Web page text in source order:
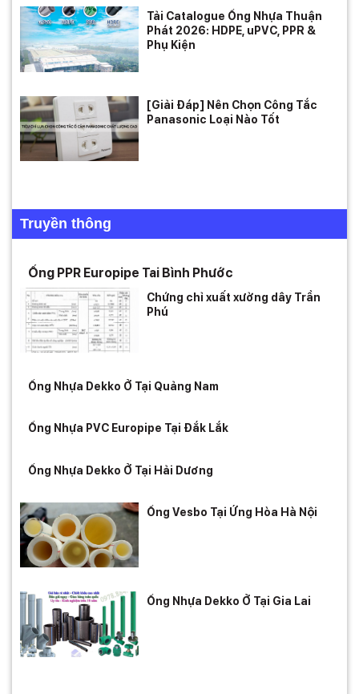
Tải Catalogue Ống Nhựa Thuận
Phát 2026: HDPE, uPVC, PPR &
Phụ Kiện
[Giải Đáp] Nên Chọn Công Tắc
Panasonic Loại Nào Tốt
Truyền thông
Ống PPR Europipe Tai Bình Phước
Chứng chỉ xuất xưởng dây Trần
Phú
Ống Nhựa Dekko Ở Tại Quảng Nam
Ống Nhựa PVC Europipe Tại Đắk Lắk
Ống Nhựa Dekko Ở Tại Hải Dương
Ống Vesbo Tại Ứng Hòa Hà Nội
Ống Nhựa Dekko Ở Tại Gia Lai